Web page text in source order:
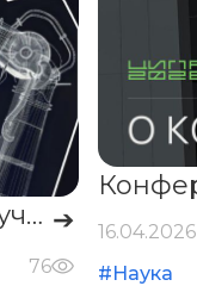
Всероссийская весенняя научная сессия ➔
76
16.04.2026
#Наука